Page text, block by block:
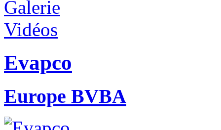
Evapco
Europe BVBA